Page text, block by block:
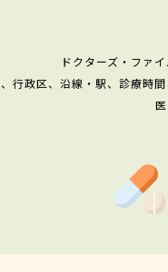
ドクターズ・ファ
行政区、沿線・駅、診療時